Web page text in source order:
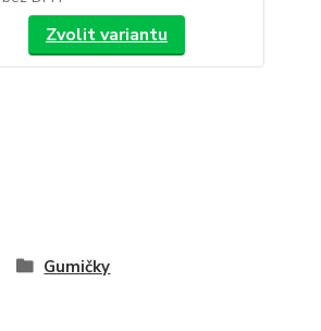
Zvolit variantu
Gumičky